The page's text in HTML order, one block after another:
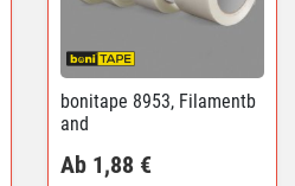
bonitape 8953, Filamentb
and
Ab 1,88 €